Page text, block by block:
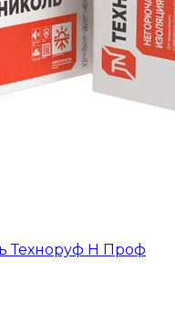
Техноруф Н Проф